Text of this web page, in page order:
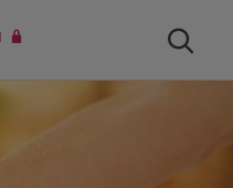
Buscar